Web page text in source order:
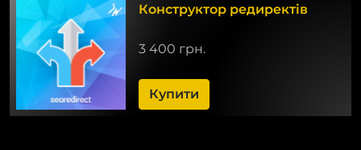
Конструктор редиректів
3 400 грн.
Купити